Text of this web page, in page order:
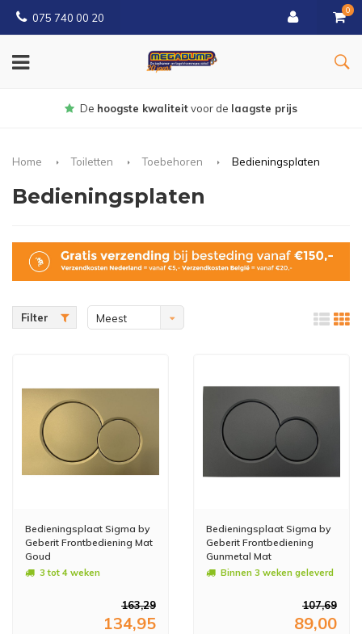
075 740 00 20
0
Gratisbezorgd vanaf € 150
Home Toiletten Toebehoren Bedieningsplaten
Bedieningsplaten
Filter
Meest
Bedieningsplaat Sigma by
Geberit Frontbediening Mat
Goud
3 tot 4 weken
163,29
134,95
Bedieningsplaat Sigma by
Geberit Frontbediening
Gunmetal Mat
Binnen 3 weken geleverd
107,69
89,00